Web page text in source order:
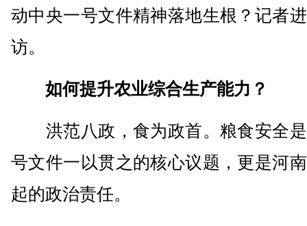
动中央一号文件精神落地生根？记者
访。
如何提升农业综合生产能力？
洪范八政，食为政首。粮食安全
号文件一以贯之的核心议题，更是河
起的政治责任。